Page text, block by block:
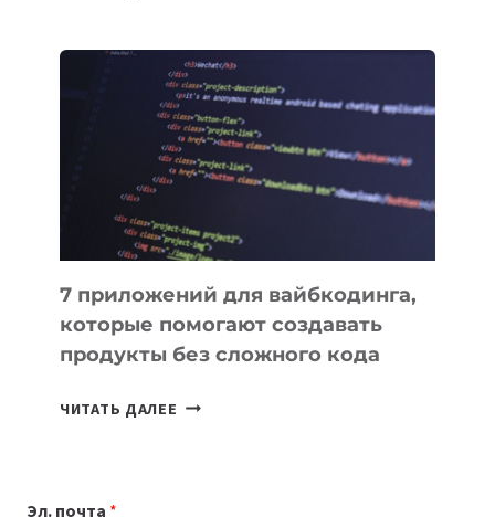
ПОЛЕЗНЫХ
ИНСТРУМЕНТОВ
ДЛЯ
РАБОТЫ
7 приложений для вайбкодинга,
которые помогают создавать
продукты без сложного кода
ЧИТАТЬ ДАЛЕЕ 7
Эл. почта *